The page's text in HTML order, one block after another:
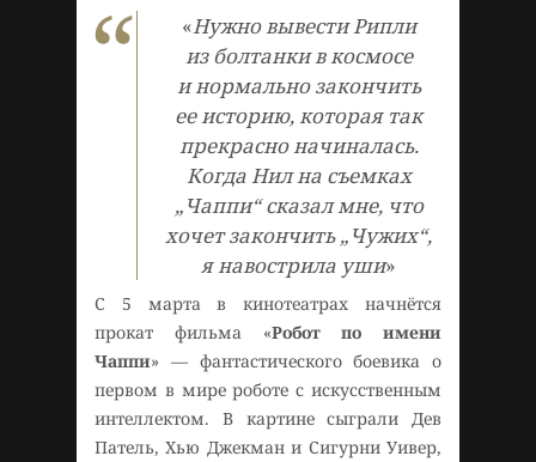
«Нужно вывести Рипли
из болтанки в космосе
и нормально закончить
ее историю, которая так
прекрасно начиналась.
Когда Нил на съемках
„Чаппи“ сказал мне, что
хочет закончить „Чужих“,
я навострила уши»
С 5 марта в кинотеатрах начнётся
прокат фильма «Робот по имени
Чаппи» — фантастического боевика о
первом в мире роботе с искусственным
интеллектом. В картине сыграли Дев
Патель, Хью Джекман и Сигурни Уивер,